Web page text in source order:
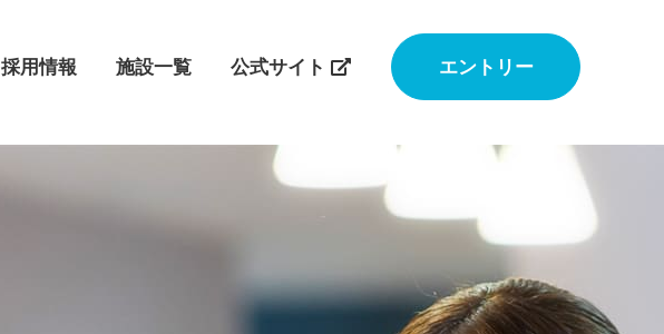
採用情報 施設一覧 公式サイト エントリー